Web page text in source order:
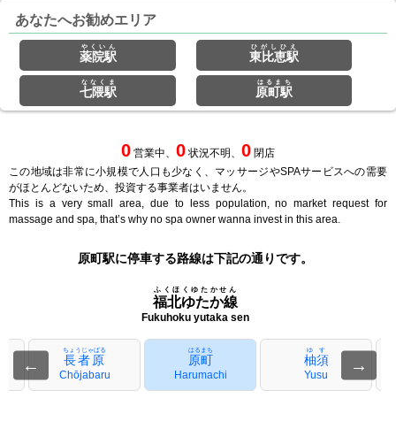
あなたへお勧めエリア
薬院駅
やくいん
東比恵駅
ひがしひえ
七隈駅
ななくま
原町駅
はるまち
0 営業中、 0 状況不明、 0 閉店
この地域は非常に小規模で人口も少なく、マッサージやSPAサービスへの需要
がほとんどないため、投資する事業者はいません。
This is a very small area, due to less population, no market request for
massage and spa, that’s why no spa owner wanna invest in this area.
原町駅に停車する路線は下記の通りです。
福北ゆたか線
ふくほくゆたかせん
Fukuhoku yutaka sen
← 長者原
ちょうじゃばる
Chōjabaru
原町
はるまち
Harumachi
柚須
ゆす
Yusu
→